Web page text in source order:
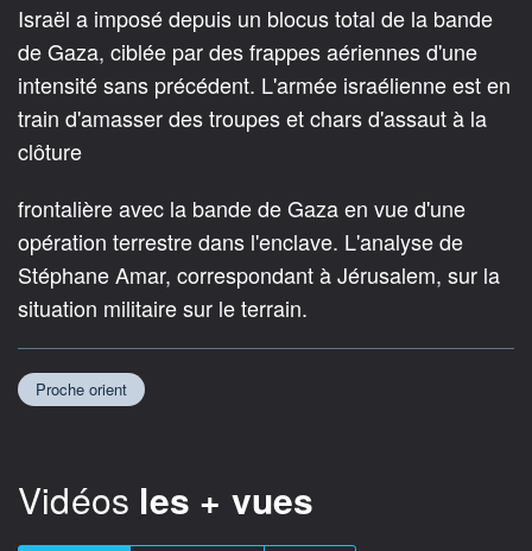
Israël a imposé depuis un blocus total de la bande
de Gaza, ciblée par des frappes aériennes d'une
intensité sans précédent. L'armée israélienne est en
train d'amasser des troupes et chars d'assaut à la
clôture
frontalière avec la bande de Gaza en vue d'une
opération terrestre dans l'enclave. L'analyse de
Stéphane Amar, correspondant à Jérusalem, sur la
situation militaire sur le terrain.
Proche orient
Vidéos les + vues